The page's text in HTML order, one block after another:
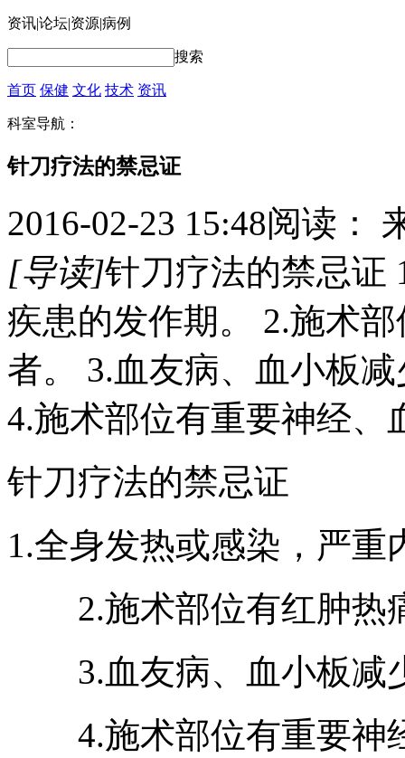
资讯|论坛|资源|病例
搜索
首页 保健 文化 技术 资讯
科室导航：
针刀疗法的禁忌证
2016-02-23 15:48阅读：
[导读]针刀疗法的禁忌证
疾患的发作期。 2.施术
者。 3.血友病、血小板
4.施术部位有重要神经、
针刀疗法的禁忌证
1.全身发热或感染，严重
2.施术部位有红肿热
3.血友病、血小板减
4.施术部位有重要神